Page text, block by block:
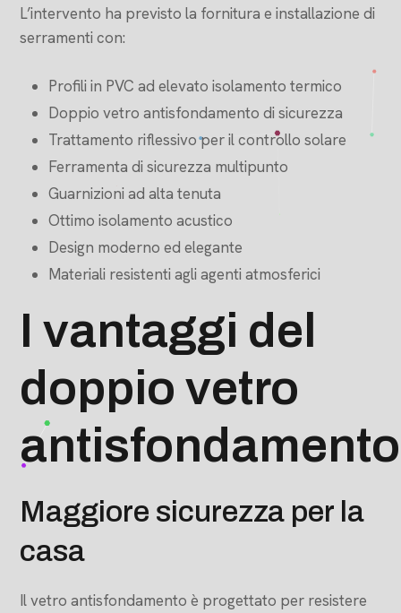
L’intervento ha previsto la fornitura e installazione di
serramenti con:
Profili in PVC ad elevato isolamento termico
Doppio vetro antisfondamento di sicurezza
Trattamento riflessivo per il controllo solare
Ferramenta di sicurezza multipunto
Guarnizioni ad alta tenuta
Ottimo isolamento acustico
Design moderno ed elegante
Materiali resistenti agli agenti atmosferici
I vantaggi del
doppio vetro
antisfondamento
Maggiore sicurezza per la
casa
Il vetro antisfondamento è progettato per resistere